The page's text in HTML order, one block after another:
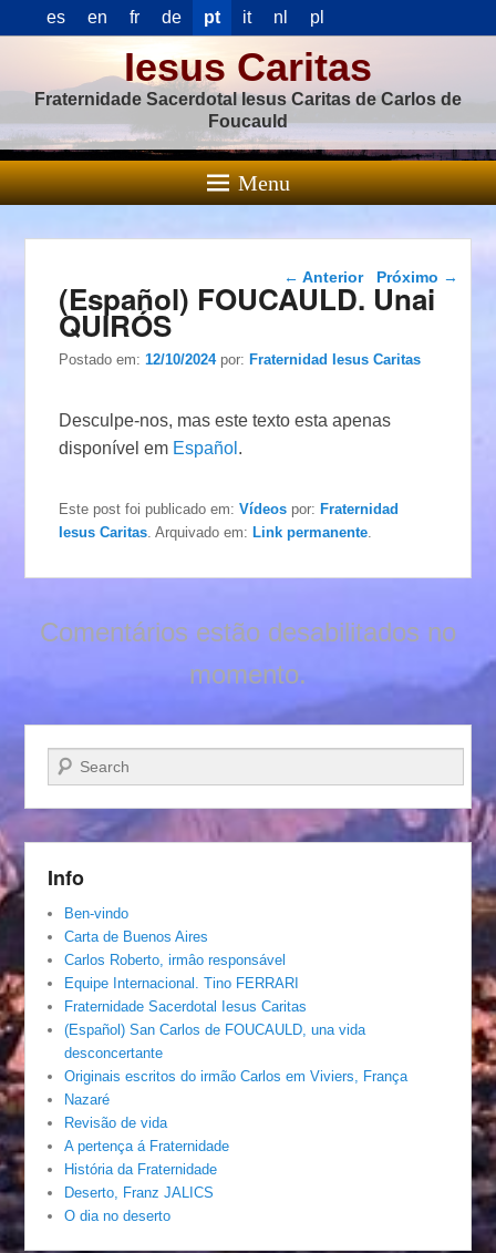
es en fr de pt it nl pl
Iesus Caritas
Fraternidade Sacerdotal Iesus Caritas de Carlos de
Foucauld
Menu
Navegação das
postagens
← Anterior Próximo →
(Español) FOUCAULD. Unai
QUIRÓS
Postado em:12/10/2024 por:Fraternidad Iesus Caritas
Desculpe-nos, mas este texto esta apenas
disponível em Español .
Este post foi publicado em:Vídeos por:Fraternidad
Iesus Caritas . Arquivado em:Link permanente
Comentários estão desabilitados no
momento.
Pesquisar…
Info
Ben-vindo
Carta de Buenos Aires
Carlos Roberto, irmâo responsável
Equipe Internacional. Tino FERRARI
Fraternidade Sacerdotal Iesus Caritas
(Español) San Carlos de FOUCAULD, una vida
desconcertante
Originais escritos do irmão Carlos em Viviers, França
Nazaré
Revisão de vida
A pertença á Fraternidade
História da Fraternidade
Deserto, Franz JALICS
O dia no deserto